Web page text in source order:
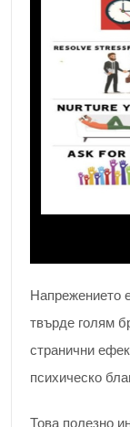
Напрежението
твърде голям
странични
психическо
Това полезно